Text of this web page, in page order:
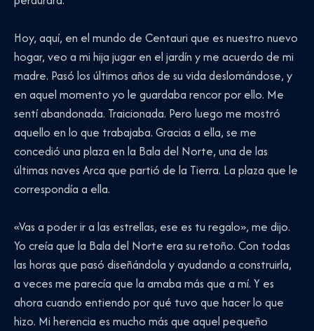
Hoy, aquí, en el mundo de Centauri que es nuestro nuevo
hogar, veo a mi hija jugar en el jardín y me acuerdo de mi
madre. Pasó los últimos años de su vida deslomándose, y
en aquel momento yo le guardaba rencor por ello. Me
sentí abandonada. Traicionada. Pero luego me mostró
aquello en lo que trabajaba. Gracias a ella, se me
concedió una plaza en la Bala del Norte, una de las
últimas naves Arca que partió de la Tierra. La plaza que le
correspondía a ella.
«Vas a poder ir a las estrellas, ese es tu regalo», me dijo.
Yo creía que la Bala del Norte era su retoño. Con todas
las horas que pasó diseñándola y ayudando a construirla,
a veces me parecía que la amaba más que a mí. Y es
ahora cuando entiendo por qué tuvo que hacer lo que
hizo. Mi herencia es mucho más que aquel pequeño